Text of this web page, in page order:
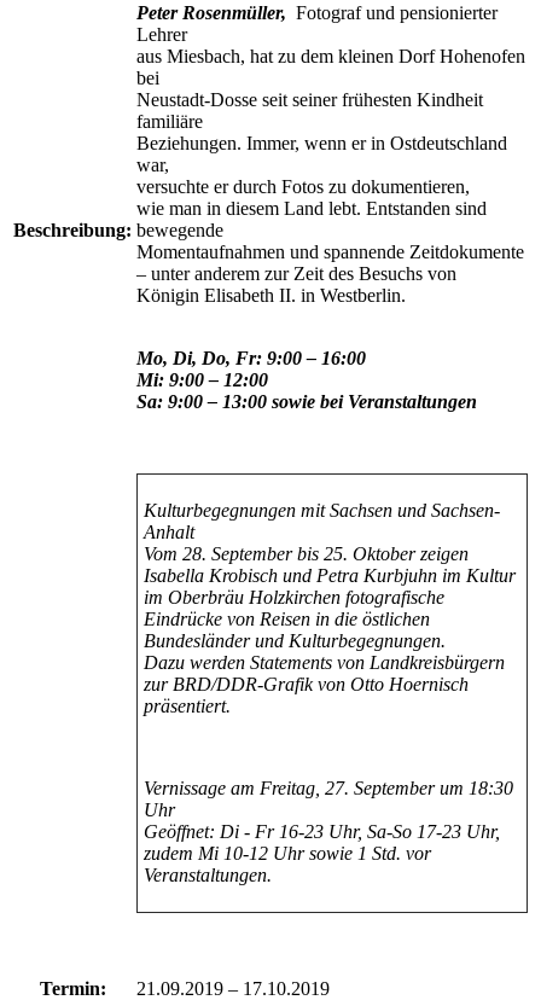
Beschreibung:
Peter Rosenmüller, Fotograf und pensionierter
Lehrer
aus Miesbach, hat zu dem kleinen Dorf Hohenofen
bei
Neustadt-Dosse seit seiner frühesten Kindheit
familiäre
Beziehungen. Immer, wenn er in Ostdeutschland
war,
versuchte er durch Fotos zu dokumentieren,
wie man in diesem Land lebt. Entstanden sind
bewegende
Momentaufnahmen und spannende Zeitdokumente
– unter anderem zur Zeit des Besuchs von
Königin Elisabeth II. in Westberlin.
Mo, Di, Do, Fr: 9:00 – 16:00
Mi: 9:00 – 12:00
Sa: 9:00 – 13:00 sowie bei Veranstaltungen
Kulturbegegnungen mit Sachsen und Sachsen-
Anhalt
Vom 28. September bis 25. Oktober zeigen
Isabella Krobisch und Petra Kurbjuhn im Kultur
im Oberbräu Holzkirchen fotografische
Eindrücke von Reisen in die östlichen
Bundesländerund Kulturbegegnungen.
Dazu werden Statements von Landkreisbürgern
zur BRD/DDR-Grafik von Otto Hoernisch
präsentiert.
Vernissage am Freitag, 27. September um 18:30
Uhr
Geöffnet: Di - Fr 16-23 Uhr, Sa-So 17-23 Uhr,
zudem Mi 10-12 Uhr sowie 1 Std. vor
Veranstaltungen.
Termin: 21.09.2019 – 17.10.2019